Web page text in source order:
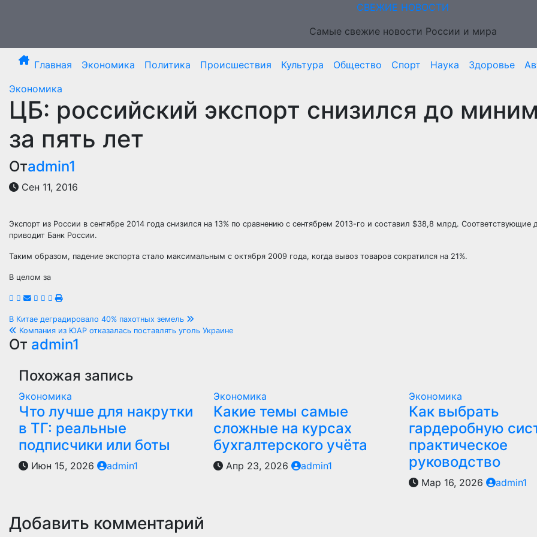
СВЕЖИЕ НОВОСТИ
Самые свежие новости России и мира
Главная Экономика Политика Происшествия Культура Общество Спорт Наука Здоровье
Экономика
ЦБ: российский экспорт снизился до
за пять лет
Отadmin1
Сен 11, 2016
Экспорт из России в сентябре 2014 года снизился на 13% по сравнению с сентябрем 2013-го и составил $38,8 млрд. Соответствующие
приводит Банк России.
Таким образом, падение экспорта стало максимальным с октября 2009 года, когда вывоз товаров сократился на 21%.
В целом за
Навигация
по
записям
В Китае деградировало 40% пахотных земель
Компания из ЮАР отказалась поставлять уголь Украине
От admin1
Похожая запись
Экономика
Что лучше для накрутки
в ТГ: реальные
подписчики или боты
Июн 15, 2026 admin1
Экономика
Какие темы самые
сложные на курсах
бухгалтерского учёта
Апр 23, 2026 admin1
Экономика
Как выбрать
гардеробную
практическое
руководство
Мар 16, 2026 admin1
Добавить комментарий